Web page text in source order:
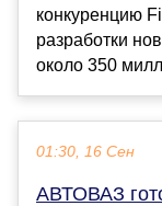
конкуренцию
разработки
около 350
01:30, 16 Сен
АВТОВАЗ